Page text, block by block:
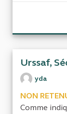
Urssaf,
yda
NON
Comme